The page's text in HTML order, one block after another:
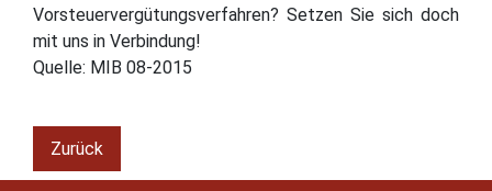
Vorsteuervergütungsverfahren? Setzen Sie sich doch
mit uns in Verbindung!
Quelle: MIB 08-2015
Zurück